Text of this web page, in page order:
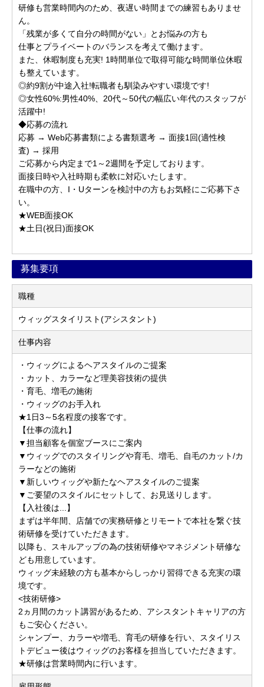
研修も営業時間内のため、夜遅い時間までの練習もありませ
ん。
「残業が多くて自分の時間がない」とお悩みの方も
仕事とプライベートのバランスを考えて働けます。
また、休暇制度も充実! 1時間単位で取得可能な時間単位休暇
も整えています。
◎約9割が中途入社!転職者も馴染みやすい環境です!
◎女性60%:男性40%、20代～50代の幅広い年代のスタッフが
活躍中!
◆応募の流れ
応募 → Web応募書類による書類選考 → 面接1回(適性検
査) → 採用
ご応募から内定まで1～2週間を予定しております。
面接日時や入社時期も柔軟に対応いたします。
在職中の方、I・Uターンを検討中の方もお気軽にご応募下さ
い。
★WEB面接OK
★土日(祝日)面接OK
募集要項
職種
ウィッグスタイリスト(アシスタント)
仕事内容
・ウィッグによるヘアスタイルのご提案
・カット、カラーなど理美容技術の提供
・育毛、増毛の施術
・ウィッグのお手入れ
★1日3～5名程度の接客です。
【仕事の流れ】
▼担当顧客を個室ブースにご案内
▼ウィッグでのスタイリングや育毛、増毛、自毛のカット/カ
ラーなどの施術
▼新しいウィッグや新たなヘアスタイルのご提案
▼ご要望のスタイルにセットして、お見送りします。
【入社後は...】
まずは半年間、店舗での実務研修とリモートで本社を繋ぐ技
術研修を受けていただきます。
以降も、スキルアップの為の技術研修やマネジメント研修な
ども用意しています。
ウィッグ未経験の方も基本からしっかり習得できる充実の環
境です。
<技術研修>
2ヵ月間のカット講習があるため、アシスタントキャリアの方
もご安心ください。
シャンプー、カラーや増毛、育毛の研修を行い、スタイリス
トデビュー後はウィッグのお客様を担当していただきます。
★研修は営業時間内に行います。